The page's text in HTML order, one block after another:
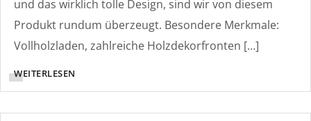
und das wirklich tolle Design, sind wir von diesem
Produkt rundum überzeugt. Besondere Merkmale:
Vollholzladen, zahlreiche Holzdekorfronten […]
WEITERLESEN